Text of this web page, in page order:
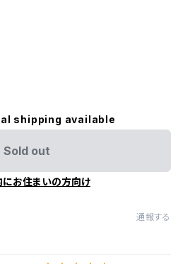
shipping available
Sold out
にお住まいの方向け
通報する